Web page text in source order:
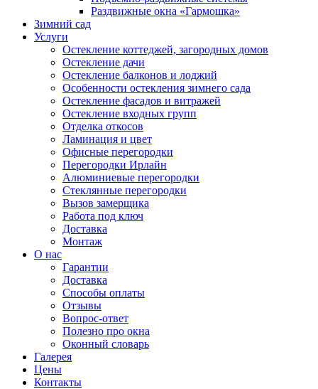
Раздвижные окна «Гармошка»
Зимний сад
Услуги
Остекление коттеджей, загородных домов
Остекление дачи
Остекление балконов и лоджий
Особенности остекления зимнего сада
Остекление фасадов и витражей
Остекление входных групп
Отделка откосов
Ламинация и цвет
Офисные перегородки
Перегородки Ирлайн
Алюминиевые перегородки
Стеклянные перегородки
Вызов замерщика
Работа под ключ
Доставка
Монтаж
О нас
Гарантии
Доставка
Способы оплаты
Отзывы
Вопрос-ответ
Полезно про окна
Оконный словарь
Галерея
Цены
Контакты